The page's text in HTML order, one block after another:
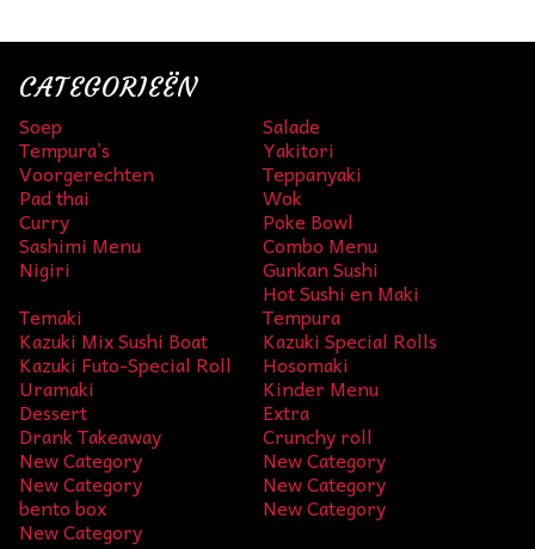
CATEGORIEËN
Soep Salade
Tempura’s Yakitori
Voorgerechten Teppanyaki
Pad thai Wok
Curry Poke Bowl
Sashimi Menu Combo Menu
Nigiri
Gunkan Sushi
Temaki
Hot Sushi en Maki
Tempura
Kazuki Mix Sushi Boat Kazuki Special Rolls
Kazuki Futo-Special Roll Hosomaki
Uramaki Kinder Menu
Dessert Extra
Drank Takeaway Crunchy roll
New Category New Category
New Category New Category
bento box New Category
New Category